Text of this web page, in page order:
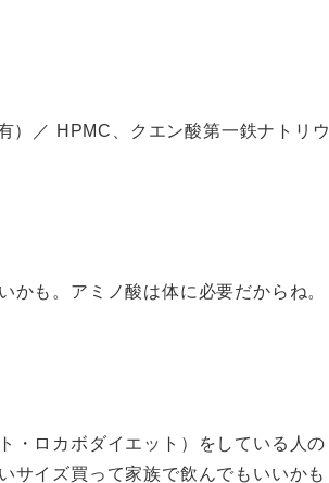
）／ HPMC、クエン酸第一鉄ナトリウ
かも。アミノ酸は体に必要だからね。
・ロカボダイエット）をしている人の
サイズ買って家族で飲んでもいいかも